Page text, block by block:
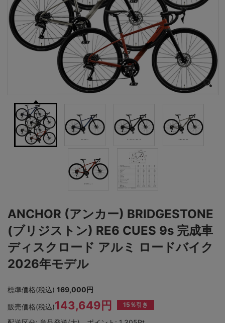
ANCHOR (アンカー) BRIDGESTONE
(ブリジストン) RE6 CUES 9s 完成車
ディスクロード アルミ ロードバイク
2026年モデル
標準価格(税込) 169,000円
販売価格(税込)143,649円 15％引き